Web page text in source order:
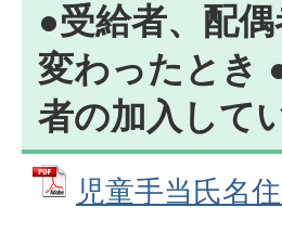
●受給者、配
変わったとき
者の加入して
児童手当氏名